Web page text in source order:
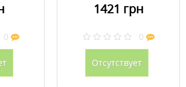
1421 грн
0
Отсутствует